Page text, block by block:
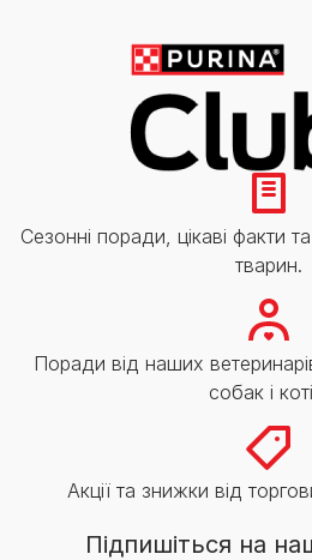
Сезонні поради, цікаві факти
тварин.
Поради від наших ветеринарів
собак і
Акції та знижки від
Підпишіться на